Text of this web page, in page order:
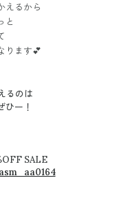
えるから
と
ります💕
るのは
ひー！
SALE